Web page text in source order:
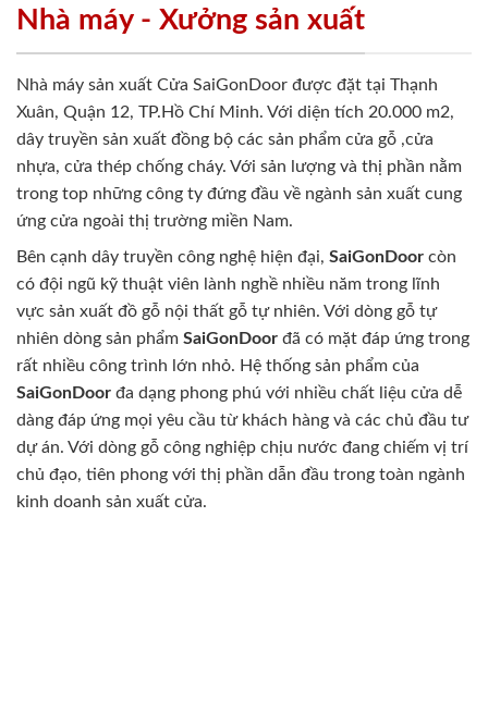
Nhà máy - Xưởng sản xuất
Nhà máy sản xuất Cửa SaiGonDoor được đặt tại Thạnh
Xuân, Quận 12, TP.Hồ Chí Minh. Với diện tích 20.000 m2,
dây truyền sản xuất đồng bộ các sản phẩm cửa gỗ ,cửa
nhựa, cửa thép chống cháy. Với sản lượng và thị phần nằm
trong top những công ty đứng đầu về ngành sản xuất cung
ứng cửa ngoài thị trường miền Nam.
Bên cạnh dây truyền công nghệ hiện đại, SaiGonDoor còn
có đội ngũ kỹ thuật viên lành nghề nhiều năm trong lĩnh
vực sản xuất đồ gỗ nội thất gỗ tự nhiên. Với dòng gỗ tự
nhiên dòng sản phẩm SaiGonDoor đã có mặt đáp ứng trong
rất nhiều công trình lớn nhỏ. Hệ thống sản phẩm của
SaiGonDoor đa dạng phong phú với nhiều chất liệu cửa dễ
dàng đáp ứng mọi yêu cầu từ khách hàng và các chủ đầu tư
dự án. Với dòng gỗ công nghiệp chịu nước đang chiếm vị trí
chủ đạo, tiên phong với thị phần dẫn đầu trong toàn ngành
kinh doanh sản xuất cửa.